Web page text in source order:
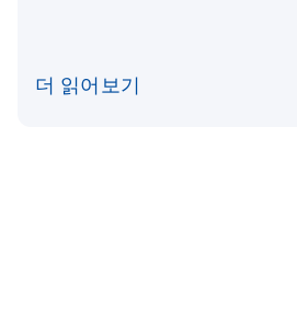
더 읽어보기